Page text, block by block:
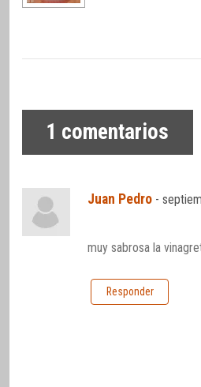
1 comentarios
Juan Pedro -
muy sabrosa la
Responder